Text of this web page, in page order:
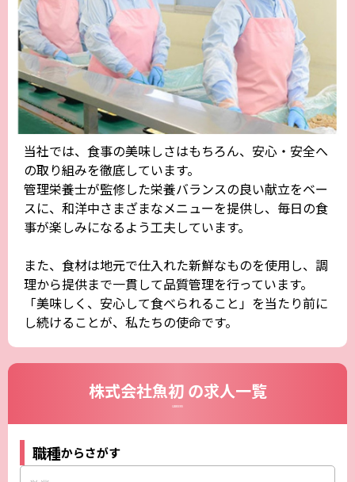
当社では、食事の美味しさはもちろん、安心・安全へ
の取り組みを徹底しています。
管理栄養士が監修した栄養バランスの良い献立をベー
スに、和洋中さまざまなメニューを提供し、毎日の食
事が楽しみになるよう工夫しています。
また、食材は地元で仕入れた新鮮なものを使用し、調
理から提供まで一貫して品質管理を行っています。
「美味しく、安心して食べられること」を当たり前に
し続けることが、私たちの使命です。
株式会社魚初 の求人一覧
CAREERS
職種からさがす